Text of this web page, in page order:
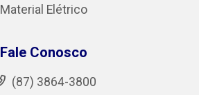
Material Elétrico
Fale Conosco
(87) 3864-3800